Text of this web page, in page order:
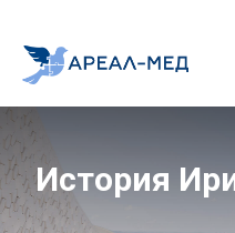
История